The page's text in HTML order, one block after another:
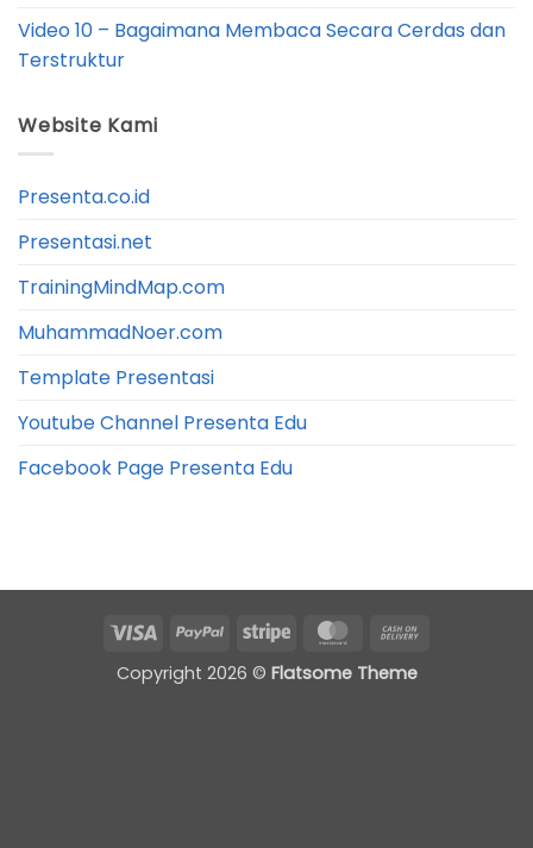
Video 10 – Bagaimana Membaca Secara Cerdas dan
Terstruktur
Website Kami
Presenta.co.id
Presentasi.net
TrainingMindMap.com
MuhammadNoer.com
Template Presentasi
Youtube Channel Presenta Edu
Facebook Page Presenta Edu
Visa PayPal Stripe MasterCard
Copyright 2026 © Flatsome Theme